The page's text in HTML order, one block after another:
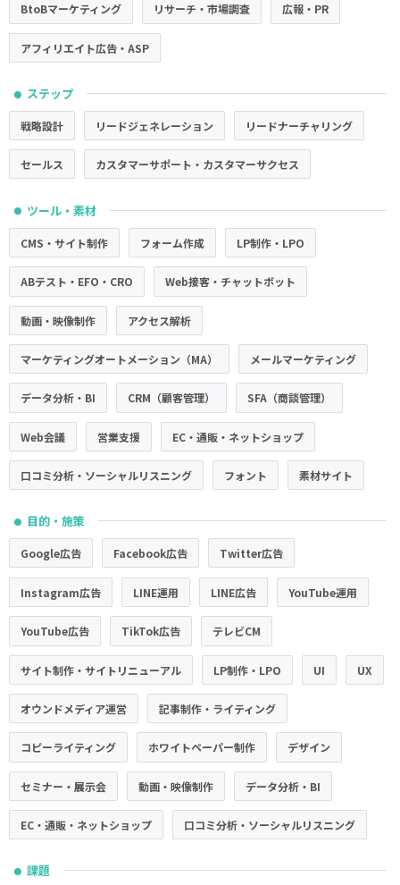
BtoBマーケティング リサーチ・市場調査 広報・PR
アフィリエイト広告・ASP
● ステップ
戦略設計 リードジェネレーション リードナーチャリング
セールス カスタマーサポート・カスタマーサクセス
● ツール・素材
CMS・サイト制作 フォーム作成 LP制作・LPO
ABテスト・EFO・CRO Web接客・チャットボット
動画・映像制作 アクセス解析
マーケティングオートメーション（MA） メールマーケティング
データ分析・BI CRM（顧客管理） SFA（商談管理）
Web会議 営業支援 EC・通販・ネットショップ
口コミ分析・ソーシャルリスニング フォント 素材サイト
● 目的・施策
Google広告 Facebook広告 Twitter広告
Instagram広告 LINE運用 LINE広告 YouTube運用
YouTube広告 TikTok広告 テレビCM
サイト制作・サイトリニューアル LP制作・LPO UI UX
オウンドメディア運営 記事制作・ライティング
コピーライティング ホワイトペーパー制作 デザイン
セミナー・展示会 動画・映像制作 データ分析・BI
EC・通販・ネットショップ 口コミ分析・ソーシャルリスニング
● 課題